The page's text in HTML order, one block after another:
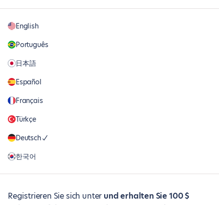
English
Português
日本語
Español
Français
Türkçe
Deutsch
한국어
Registrieren Sie sich unter und erhalten Sie 100 $